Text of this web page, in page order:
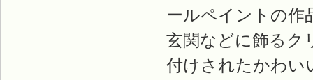
ールペイントの作
玄関などに飾るク
付けされたかわい